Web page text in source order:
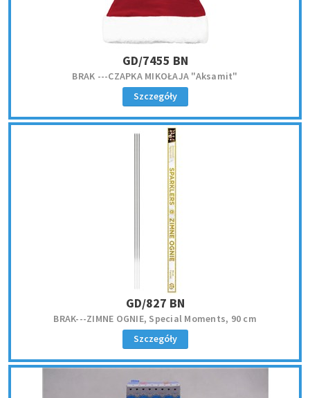
GD/7455 BN
BRAK ---CZAPKA MIKOŁAJA "Aksamit"
Szczegóły
GD/827 BN
BRAK---ZIMNE OGNIE, Special Moments, 90 cm
Szczegóły